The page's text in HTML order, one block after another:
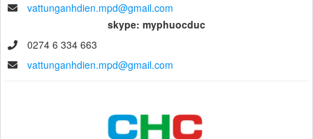
vattunganhdien.mpd@gmail.com
skype: myphuocduc
0274 6 334 663
vattunganhdien.mpd@gmail.com